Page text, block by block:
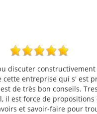
discuter constructivement
cette entreprise qui s' est
de très bon conseils. Tres
il est force de propositions
et savoir-faire pour